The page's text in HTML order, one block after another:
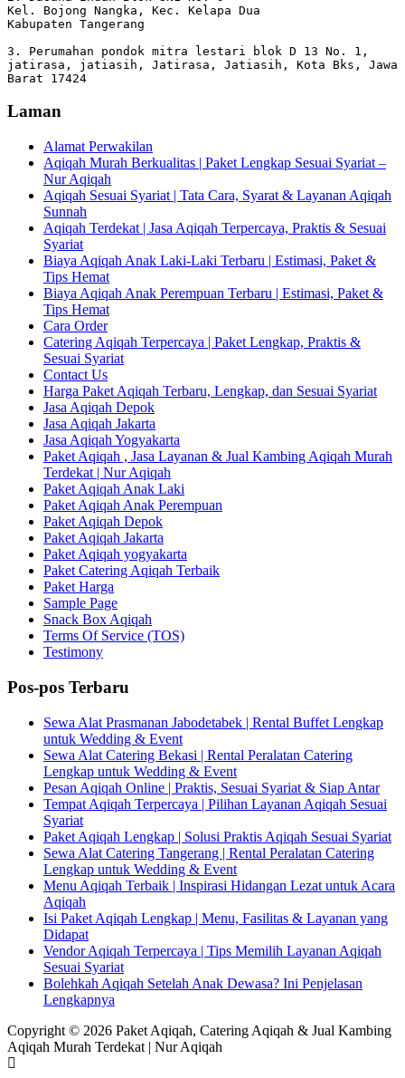
Kel. Bojong Nangka, Kec. Kelapa Dua
Kabupaten Tangerang
3. Perumahan pondok mitra lestari blok D 13 No. 1,
jatirasa, jatiasih, Jatirasa, Jatiasih, Kota Bks, Jawa
Barat 17424
Laman
Alamat Perwakilan
Aqiqah Murah Berkualitas | Paket Lengkap Sesuai Syariat –
Nur Aqiqah
Aqiqah Sesuai Syariat | Tata Cara, Syarat & Layanan Aqiqah
Sunnah
Aqiqah Terdekat | Jasa Aqiqah Terpercaya, Praktis & Sesuai
Syariat
Biaya Aqiqah Anak Laki-Laki Terbaru | Estimasi, Paket &
Tips Hemat
Biaya Aqiqah Anak Perempuan Terbaru | Estimasi, Paket &
Tips Hemat
Cara Order
Catering Aqiqah Terpercaya | Paket Lengkap, Praktis &
Sesuai Syariat
Contact Us
Harga Paket Aqiqah Terbaru, Lengkap, dan Sesuai Syariat
Jasa Aqiqah Depok
Jasa Aqiqah Jakarta
Jasa Aqiqah Yogyakarta
Paket Aqiqah , Jasa Layanan & Jual Kambing Aqiqah Murah
Terdekat | Nur Aqiqah
Paket Aqiqah Anak Laki
Paket Aqiqah Anak Perempuan
Paket Aqiqah Depok
Paket Aqiqah Jakarta
Paket Aqiqah yogyakarta
Paket Catering Aqiqah Terbaik
Paket Harga
Sample Page
Snack Box Aqiqah
Terms Of Service (TOS)
Testimony
Pos-pos Terbaru
Sewa Alat Prasmanan Jabodetabek | Rental Buffet Lengkap
untuk Wedding & Event
Sewa Alat Catering Bekasi | Rental Peralatan Catering
Lengkap untuk Wedding & Event
Pesan Aqiqah Online | Praktis, Sesuai Syariat & Siap Antar
Tempat Aqiqah Terpercaya | Pilihan Layanan Aqiqah Sesuai
Syariat
Paket Aqiqah Lengkap | Solusi Praktis Aqiqah Sesuai Syariat
Sewa Alat Catering Tangerang | Rental Peralatan Catering
Lengkap untuk Wedding & Event
Menu Aqiqah Terbaik | Inspirasi Hidangan Lezat untuk Acara
Aqiqah
Isi Paket Aqiqah Lengkap | Menu, Fasilitas & Layanan yang
Didapat
Vendor Aqiqah Terpercaya | Tips Memilih Layanan Aqiqah
Sesuai Syariat
Bolehkah Aqiqah Setelah Anak Dewasa? Ini Penjelasan
Lengkapnya
Copyright © 2026 Paket Aqiqah, Catering Aqiqah & Jual Kambing
Aqiqah Murah Terdekat | Nur Aqiqah